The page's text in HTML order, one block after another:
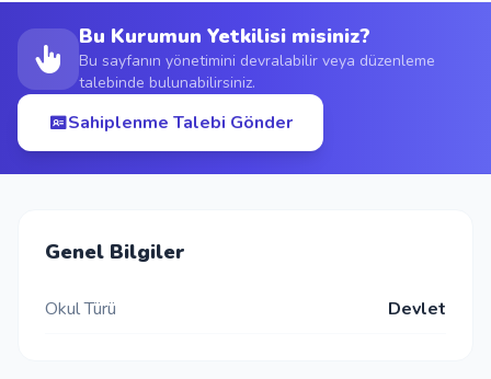
Duyurular
S.S.S.
Blog
Bu Kurumun Yetkilisi misiniz?
Bu sayfanın yönetimini devralabilir veya düzenleme
talebinde bulunabilirsiniz.
Sahiplenme Talebi Gönder
Genel Bilgiler
Okul Türü Devlet